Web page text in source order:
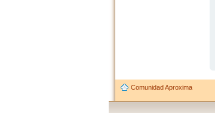
Comunidad Aproxima